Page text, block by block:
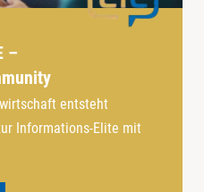
–
entsteht
Informations-Elite mit